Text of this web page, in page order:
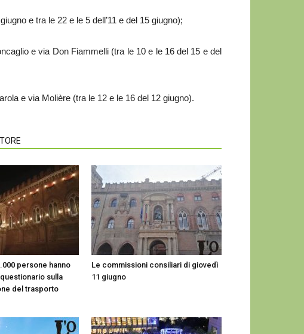
e tra le 22 e le 5 dell’11 e del 15 giugno);
e via Don Fiammelli (tra le 10 e le 16 del 15 e del
e via Molière (tra le 12 e le 16 del 12 giugno).
persone hanno
sulla
del trasporto
Le commissioni consiliari di giovedì
11 giugno